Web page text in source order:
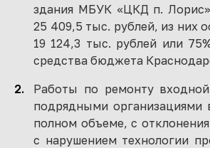
здания МБУК «ЦКД п. Лорис»
25 409,5 тыс. рублей, из них
19 124,3 тыс. рублей или
средства бюджета
Работы по ремонту
подрядными
полном объеме, с
с нарушением технологии